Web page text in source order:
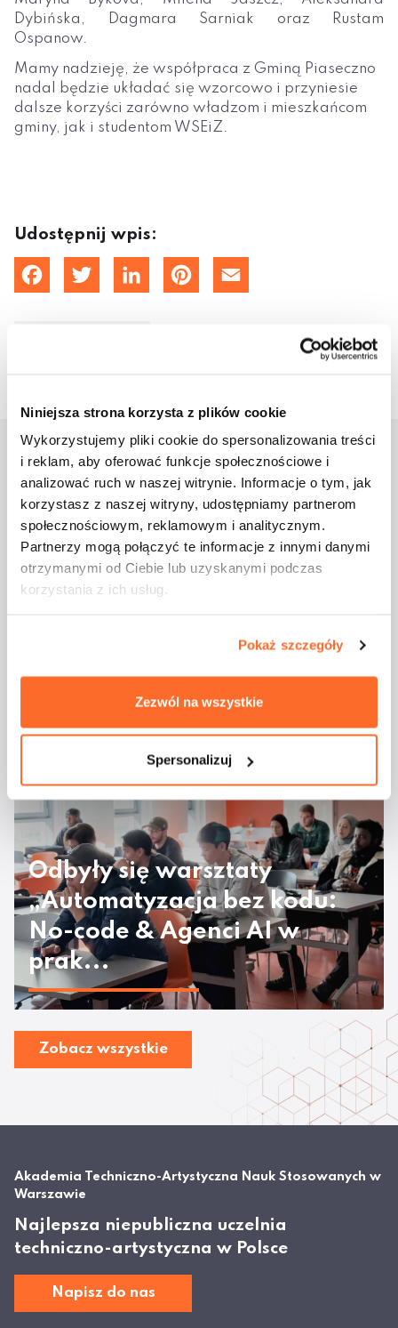
Niniejsza strona korzysta z plików cookie
Wykorzystujemy pliki cookie do spersonalizowania treści
i reklam, aby oferować funkcje społecznościowe i
analizować ruch w naszej witrynie. Informacje o tym, jak
korzystasz z naszej witryny, udostępniamy partnerom
społecznościowym, reklamowym i analitycznym.
Partnerzy mogą połączyć te informacje z innymi danymi
otrzymanymi od Ciebie lub uzyskanymi podczas
korzystania z ich usług.
Pokaż szczegóły
Zezwól na wszystkie
Spersonalizuj
Dybińska, Dagmara Sarniak oraz Rustam
Ospanow.
Mamy nadzieję, że współpraca z Gminą Piaseczno
nadal będzie układać się wzorcowo i przyniesie
dalsze korzyści zarówno władzom i mieszkańcom
gminy, jak i studentom WSEiZ.
Udostępnij wpis:
TwitterLinkedInPinterestEmail
Aktualności
Studenci ATA na
majówkowym rejsie
Odbyły się warsztaty
„Automatyzacja bez kodu:
No-code & Agenci AI w
prak...
Zobacz wszystkie
Akademia Techniczno-Artystyczna Nauk Stosowanych w
Warszawie
Najlepsza niepubliczna uczelnia
techniczno-artystyczna w Polsce
Napisz do nas